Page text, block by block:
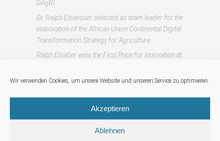
Wir verwenden Cookies, um unsere Website und unseren Service zu optimieren.
Akzeptieren
Ablehnen
DAgRI
Dr. Ralph Elsaesser selected as team leader for the
elaboration of the African Union Continental Digital
Transformation Strategy for Agriculture.
Ralph Elsäßer wins the First Price for Innovation at
Journée des Portes Ouvertes / Kinshasa 2010
CATEGORIES